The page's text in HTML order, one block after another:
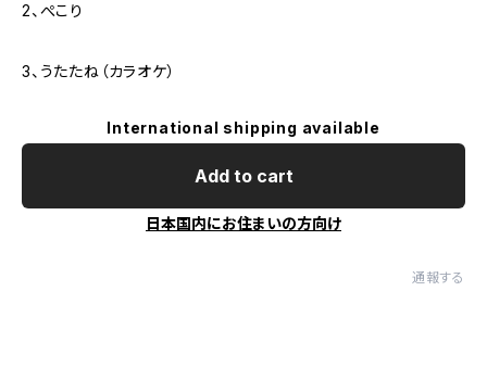
2、ぺこり
3、うたたね（カラオケ）
International shipping available
Add to cart
日本国内にお住まいの方向け
通報する